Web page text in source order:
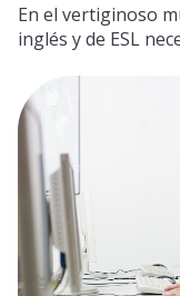
En el vertiginoso
inglés y de ESL